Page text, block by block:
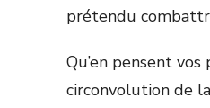
prétendu
Qu’en pensent
circonvolution de